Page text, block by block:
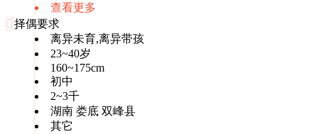
查看更多
 择偶要求
离异未育,离异带孩
23~40岁
160~175cm
初中
2~3千
湖南 娄底 双峰县
其它